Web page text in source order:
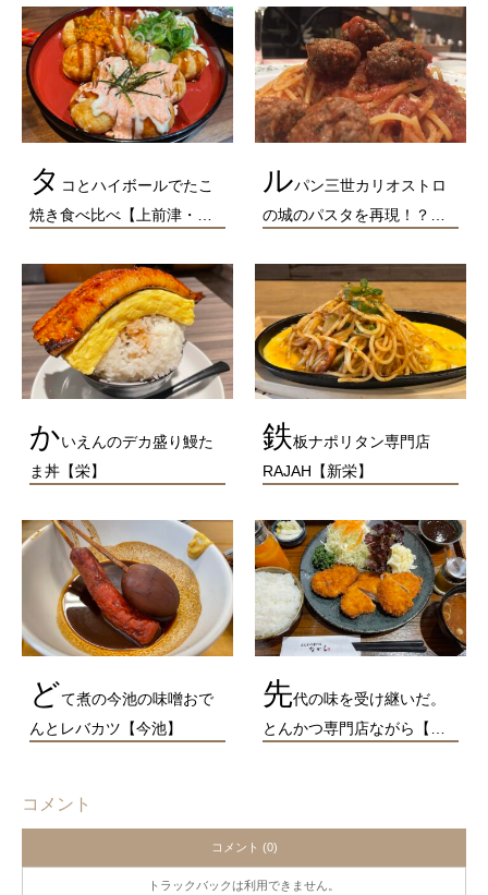
タ コとハイボールでたこ
焼き食べ比べ【上前津・…
ルパン三世カリオストロ
の城のパスタを再現！？…
かいえんのデカ盛り鰻た
ま丼【栄】
鉄板ナポリタン専門店
RAJAH【新栄】
どて煮の今池の味噌おで
んとレバカツ【今池】
先代の味を受け継いだ。
とんかつ専門店ながら【…
コメント
コメント (0)
トラックバックは利用できません。